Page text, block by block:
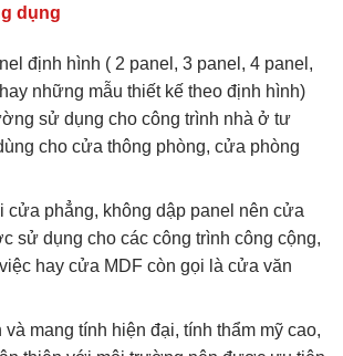
dụng
định hình ( 2 panel, 3 panel, 4 panel,
những mẫu thiết kế theo định hình)
sử dụng cho công trình nhà ở tư
cho cửa thông phòng, cửa phòng
cửa phẳng, không dập panel nên cửa
sử dụng cho các công trình công cộng,
hay cửa MDF còn gọi là cửa văn
mang tính hiện đại, tính thẩm mỹ cao,